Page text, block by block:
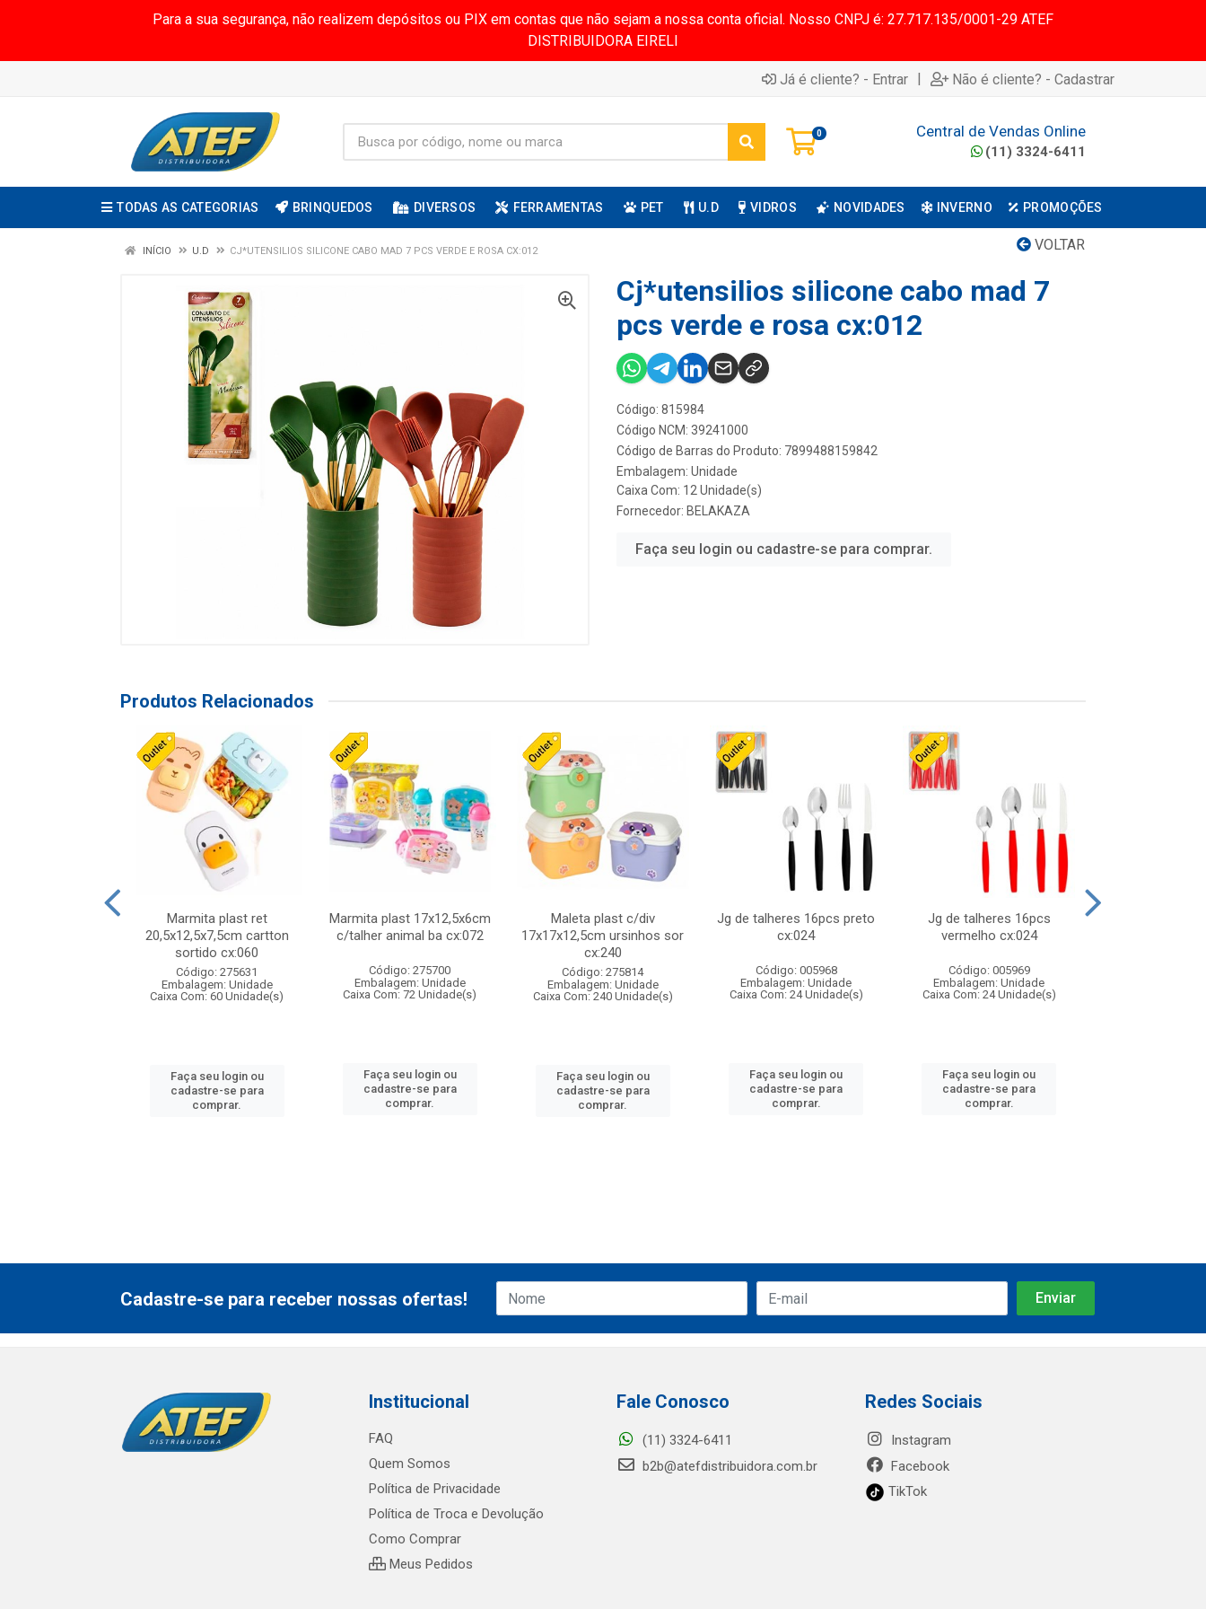
Para a sua segurança, não realizem depósitos ou PIX em contas que não sejam a nossa conta oficial. Nosso CNPJ é: 27.717.135/0001-29 ATEF
DISTRIBUIDORA EIRELI
Já é cliente? - Entrar | Não é cliente? - Cadastrar
0 Central de Vendas Online
(11) 3324-6411
TODAS AS CATEGORIAS BRINQUEDOS DIVERSOS FERRAMENTAS PET U.D VIDROS NOVIDADES INVERNO PROMOÇÕES
VOLTAR
INÍCIO U.D CJ*UTENSILIOS SILICONE CABO MAD 7 PCS VERDE E ROSA CX:012
Cj*utensilios silicone cabo mad 7
pcs verde e rosa cx:012
Código: 815984
Código NCM: 39241000
Código de Barras do Produto: 7899488159842
Embalagem: Unidade
Caixa Com: 12 Unidade(s)
Fornecedor: BELAKAZA
Faça seu login ou cadastre-se para comprar.
Produtos Relacionados
Marmita plast ret
20,5x12,5x7,5cm cartton
sortido cx:060
Código: 275631
Embalagem: Unidade
Caixa Com: 60 Unidade(s)
Faça seu login ou
cadastre-se para
comprar.
Marmita plast 17x12,5x6cm
c/talher animal ba cx:072
Código: 275700
Embalagem: Unidade
Caixa Com: 72 Unidade(s)
Faça seu login ou
cadastre-se para
comprar.
Maleta plast c/div
17x17x12,5cm ursinhos sor
cx:240
Código: 275814
Embalagem: Unidade
Caixa Com: 240 Unidade(s)
Faça seu login ou
cadastre-se para
comprar.
Jg de talheres 16pcs preto
cx:024
Código: 005968
Embalagem: Unidade
Caixa Com: 24 Unidade(s)
Faça seu login ou
cadastre-se para
comprar.
Jg de talheres 16pcs
vermelho cx:024
Código: 005969
Embalagem: Unidade
Caixa Com: 24 Unidade(s)
Faça seu login ou
cadastre-se para
comprar.
Cadastre-se para receber nossas ofertas!
Institucional
FAQ
Quem Somos
Política de Privacidade
Política de Troca e Devolução
Como Comprar
Meus Pedidos
Fale Conosco
(11) 3324-6411
b2b@atefdistribuidora.com.br
Redes Sociais
Instagram
Facebook
TikTok